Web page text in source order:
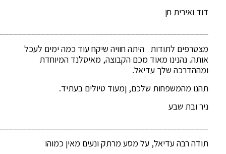
דוד ואירית חן
מצטרפים לתודות היתה חוויה שיקח עוד כמה ימים לעכל
אותה. נהנינו מאוד מכם הקבוצה, מאיסלנד המיוחדת
ומההדרכה שלך עדיאל.
תהנו מהמשפחות שלכם, ןמעוד טיולים בעתיד.
ניר ובת שבע
תודה רבה עדיאל, על מסע מרתק ונעים מאין כמוהו